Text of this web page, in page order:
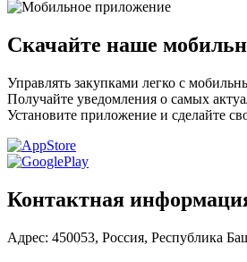
Скачайте наше
Управлять закупками легко с
Получайте уведомления о самых
Установите приложение и сделайте
Контактная
Адрес: 450053, Россия, Республика